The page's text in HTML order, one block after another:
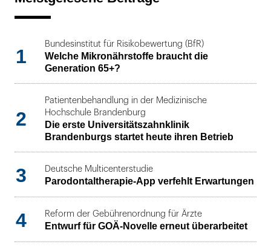
1
Bundesinstitut für Risikobewertung (BfR)
Welche Mikronährstoffe braucht die
Generation 65+?
2
Patientenbehandlung in der Medizinische
Hochschule Brandenburg
Die erste Universitätszahnklinik
Brandenburgs startet heute ihren Betrieb
3 Deutsche Multicenterstudie
Parodontaltherapie-App verfehlt Erwartungen
4 Reform der Gebührenordnung für Ärzte
Entwurf für GOÄ-Novelle erneut überarbeitet